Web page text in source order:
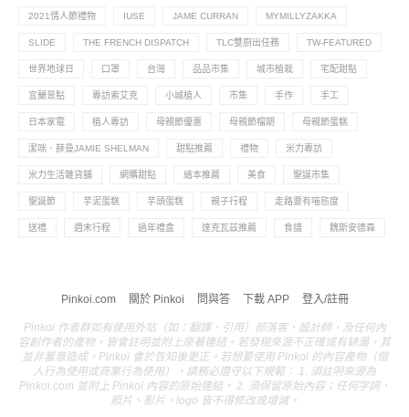
2021情人節禮物 IUSE JAME CURRAN MYMILLYZAKKA
SLIDE THE FRENCH DISPATCH TLC雙廚出任務 TW-FEATURED
世界地球日 口罩 台灣 品品市集 城市植栽 宅配甜點
宜蘭景點 專訪索艾克 小城植人 市集 手作 手工
日本家電 植人專訪 母親節優惠 母親節檔期 母親節蛋糕
潔咪．薛曼JAMIE SHELMAN 甜點推薦 禮物 米力專訪
米力生活雜貨舖 網購甜點 繪本推薦 美食 聖誕市集
聖誕節 芋泥蛋糕 芋頭蛋糕 親子行程 走路要有喵態度
送禮 週末行程 過年禮盒 達克瓦茲推薦 食譜 魏斯安德森
Pinkoi.com 關於 Pinkoi 問與答 下載 APP 登入/註冊
Pinkoi 作者群如有使用外站（如：翻譯、引用）部落客、設計師、及任何內
容創作者的產物，皆會註明並附上原著連結。若發現來源不正確或有缺漏，其
並非蓄意造成，Pinkoi 會於告知後更正。若想要使用 Pinkoi 的內容產物（個
人行為使用或商業行為使用），請務必遵守以下規範： 1. 須註明來源為
Pinkoi.com 並附上 Pinkoi 內容的原始連結。 2. 須保留原始內容；任何字詞、
照片、影片、logo 皆不得修改或增減。